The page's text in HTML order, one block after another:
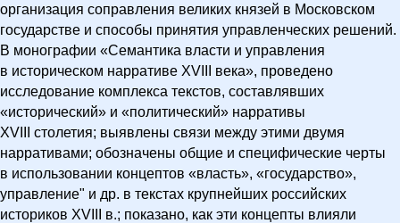
организация соправления великих князей в Московском
государстве и способы принятия управленческих решений.
В монографии «Семантика власти и управления
в историческом нарративе XVIII века», проведено
исследование комплекса текстов, составлявших
«исторический» и «политический» нарративы
XVIII столетия; выявлены связи между этими двумя
нарративами; обозначены общие и специфические черты
в использовании концептов «власть», «государство»,
управление" и др. в текстах крупнейших российских
историков XVIII в.; показано, как эти концепты влияли